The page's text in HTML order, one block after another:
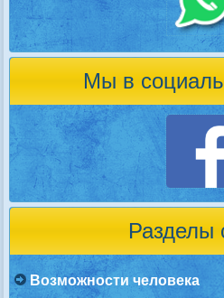
Мы в
Разделы
Возможности человека